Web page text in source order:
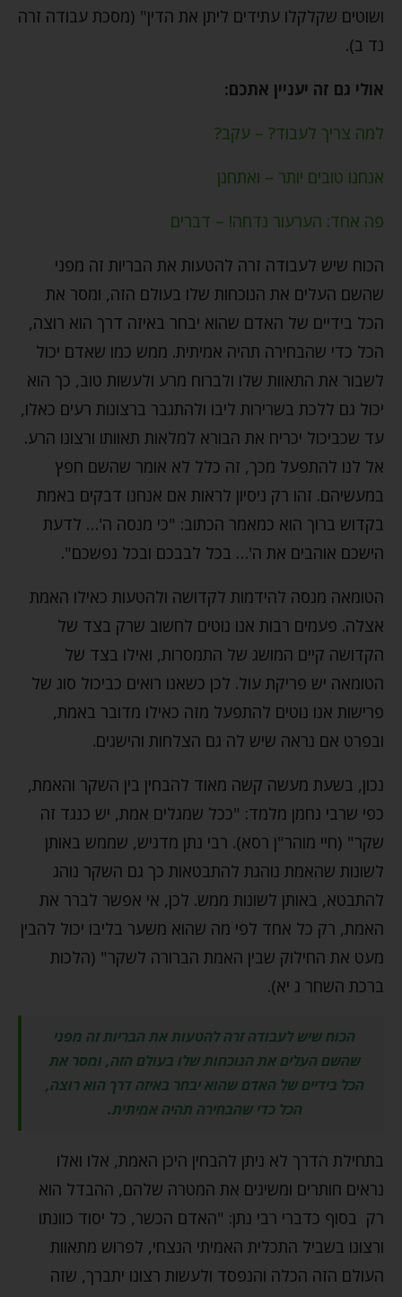
ושוטים שקלקלו עתידים ליתן את הדין" (מסכת עבודה זרה
נד ב).
אולי גם זה יעניין אתכם:
למה צריך לעבוד? – עקב?
אנחנו טובים יותר – ואתחנן
פה אחד: הערעור נדחה! – דברים
הכוח שיש לעבודה זרה להטעות את הבריות זה מפני
שהשם העלים את הנוכחות שלו בעולם הזה, ומסר את
הכל בידיים של האדם שהוא יבחר באיזה דרך הוא רוצה,
הכל כדי שהבחירה תהיה אמיתית. ממש כמו שאדם יכול
לשבור את התאוות שלו ולברוח מרע ולעשות טוב, כך הוא
יכול גם ללכת בשרירות ליבו ולהתגבר ברצונות רעים כאלו,
עד שכביכול יכריח את הבורא למלאות תאוותו ורצונו הרע.
אל לנו להתפעל מכך, זה כלל לא אומר שהשם חפץ
במעשיהם. זהו רק ניסיון לראות אם אנחנו דבקים באמת
בקדוש ברוך הוא כמאמר הכתוב: "כי מנסה ה'… לדעת
הישכם אוהבים את ה'… בכל לבבכם ובכל נפשכם".
הטומאה מנסה להידמות לקדושה ולהטעות כאילו האמת
אצלה. פעמים רבות אנו נוטים לחשוב שרק בצד של
הקדושה קיים המושג של התמסרות, ואילו בצד של
הטומאה יש פריקת עול. לכן כשאנו רואים כביכול סוג של
פרישות אנו נוטים להתפעל מזה כאילו מדובר באמת,
ובפרט אם נראה שיש לה גם הצלחות והישגים.
נכון, בשעת מעשה קשה מאוד להבחין בין השקר והאמת,
כפי שרבי נחמן מלמד: "ככל שמגלים אמת, יש כנגד זה
שקר" (חיי מוהר"ן רסא). רבי נתן מדגיש, שממש באותן
לשונות שהאמת נוהגת להתבטאות כך גם השקר נוהג
להתבטא, באותן לשונות ממש. לכן, אי אפשר לברר את
האמת, רק כל אחד לפי מה שהוא משער בליבו יכול להבין
מעט את החילוק שבין האמת הברורה לשקר" (הלכות
ברכת השחר ג יא).
הכוח שיש לעבודה זרה להטעות את הבריות זה מפני
שהשם העלים את הנוכחות שלו בעולם הזה, ומסר את
הכל בידיים של האדם שהוא יבחר באיזה דרך הוא רוצה,
הכל כדי שהבחירה תהיה אמיתית.
בתחילת הדרך לא ניתן להבחין היכן האמת, אלו ואלו
נראים חותרים ומשיגים את המטרה שלהם, ההבדל הוא
רק בסוף כדברי רבי נתן: "האדם הכשר, כל יסוד כוונתו
ורצונו בשביל התכלית האמיתי הנצחי, לפרוש מתאוות
העולם הזה הכלה והנפסד ולעשות רצונו יתברך, שזה